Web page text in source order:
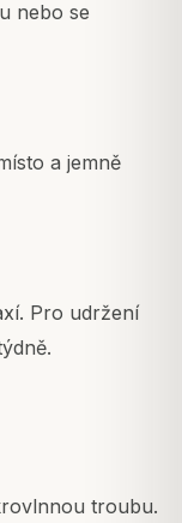
nebo se
a jemně
Pro udržení
troubu.